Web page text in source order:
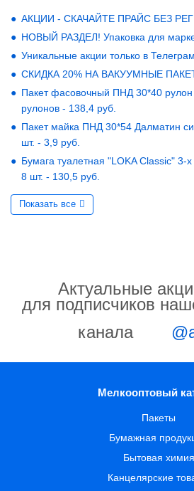
АКЦИИ - СКАЧАЙТЕ ПРАЙС БЕЗ
НОВЫЙ РАЗДЕЛ! Упаковка для
Уникальные акции только в
СКИДКА 20% НА ВАКУУМНЫЕ
Пакет фасовочный ПНД 30*40
рулонов - 138,4 руб.
Пакет майка ПНД 30*54 Далматин
шт. - 3,9 руб.
Бумага туалетная "LOKA Classic" 3-
8 шт. - 130,5 руб.
Показать все
Актуальные
для подписчиков
канала
Мелкооптовый
Пакеты
Бумажная
Бытовая химия
Канцелярские